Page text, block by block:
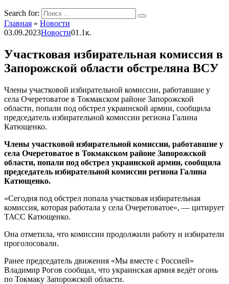
Search for:
Главная » Новости
03.09.2023Новости01.1к.
Участковая избирательная комиссия в
Запорожской области обстреляна ВСУ
Члены участковой избирательной комиссии, работавшие у
села Очеретоватое в Токмакском районе Запорожской
области, попали под обстрел украинской армии, сообщила
председатель избирательной комиссии региона Галина
Катющенко.
Члены участковой избирательной комиссии, работавшие у
села Очеретоватое в Токмакском районе Запорожской
области, попали под обстрел украинской армии, сообщила
председатель избирательной комиссии региона Галина
Катющенко.
«Сегодня под обстрел попала участковая избирательная
комиссия, которая работала у села Очеретоватое», — цитирует
ТАСС Катющенко.
Она отметила, что комиссии продолжили работу и избиратели
проголосовали.
Ранее председатель движения «Мы вместе с Россией»
Владимир Рогов сообщал, что украинская армия ведёт огонь
по Токмаку Запорожской области.